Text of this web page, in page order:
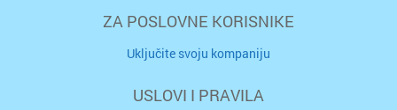
ZA POSLOVNE KORISNIKE
Uključite svoju kompaniju
USLOVI I PRAVILA